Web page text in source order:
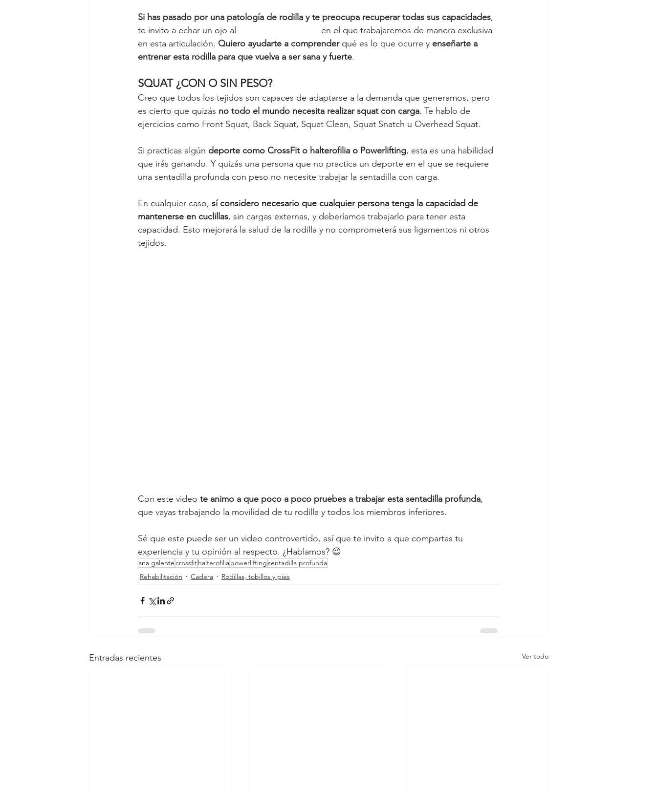
Si has pasado por una patología de rodilla y te preocupa recuperar todas sus capacidades,
te invito a echar un ojo al
en el que trabajaremos de manera exclusiva
en esta articulación. Quiero ayudarte a comprender qué es lo que ocurre y enseñarte a
entrenar esta rodilla para que vuelva a ser sana y fuerte.
SQUAT ¿CON O SIN PESO?
Creo que todos los tejidos son capaces de adaptarse a la demanda que generamos, pero
es cierto que quizás no todo el mundo necesita realizar squat con carga. Te hablo de
ejercicios como Front Squat, Back Squat, Squat Clean, Squat Snatch u Overhead Squat.
Si practicas algún deporte como CrossFit o halterofilia o Powerlifting, esta es una habilidad
que irás ganando. Y quizás una persona que no practica un deporte en el que se requiere
una sentadilla profunda con peso no necesite trabajar la sentadilla con carga.
En cualquier caso, sí considero necesario que cualquier persona tenga la capacidad de
mantenerse en cuclillas, sin cargas externas, y deberíamos trabajarlo para tener esta
capacidad. Esto mejorará la salud de la rodilla y no comprometerá sus ligamentos ni otros
tejidos.
Con este video te animo a que poco a poco pruebes a trabajar esta sentadilla profunda,
que vayas trabajando la movilidad de tu rodilla y todos los miembros inferiores.
Sé que este puede ser un video controvertido, así que te invito a que compartas tu
experiencia y tu opinión al respecto. ¿Hablamos? 😉
ana galeotecrossfithalterofiliapowerliftingsentadilla profunda
Rehabilitación
Cadera Rodillas, tobillos y pies
Entradas recientes Ver todo